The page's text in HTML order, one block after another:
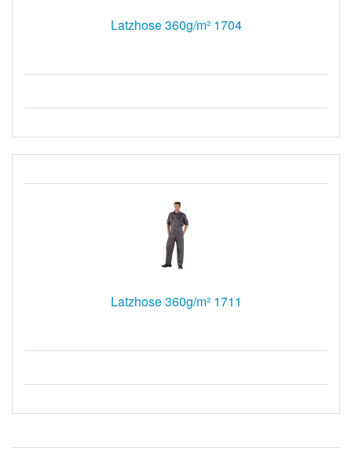
Latzhose 360g/m² 1704
Latzhose 360g/m² 1711